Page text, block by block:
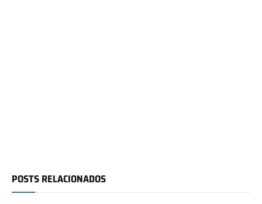
POSTS RELACIONADOS